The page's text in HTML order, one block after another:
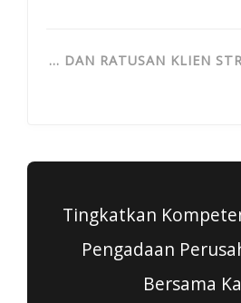
… DAN RATUSAN KLIEN
Tingkatkan
Pengadaan
Bersama